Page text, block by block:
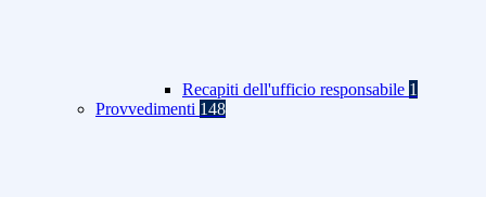
Recapiti dell'ufficio responsabile 1
Provvedimenti 148